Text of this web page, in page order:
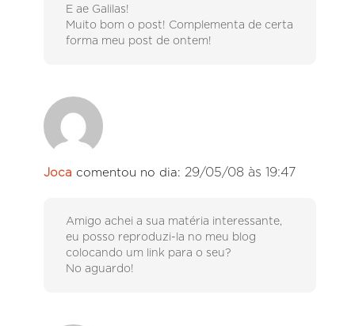
E ae Galilas!
Muito bom o post! Complementa de certa
forma meu post de ontem!
Joca comentou no dia: 29/05/08 às 19:47
Amigo achei a sua matéria interessante,
eu posso reproduzi-la no meu blog
colocando um link para o seu?
No aguardo!